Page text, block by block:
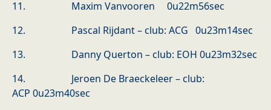
11. Maxim Vanvooren 0u22m56sec
12. Pascal Rijdant – club: ACG 0u23m14sec
13. Danny Querton – club: EOH 0u23m32sec
14. Jeroen De Braeckeleer – club:
ACP 0u23m40sec